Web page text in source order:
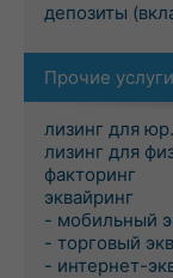
депозиты
Прочие
лизинг для
лизинг для
факторинг
эквайринг
- мобильный
- торговый
- интернет-